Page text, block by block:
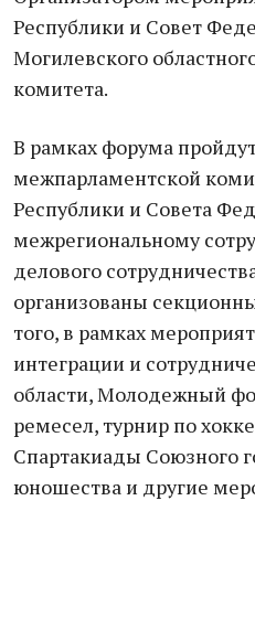
Республики и Совет
Могилевского
комитета.
В рамках форума
межпарламентской
Республики и Совета
межрегиональному
делового
организованы
того, в рамках
интеграции и
области, Молодежный
ремесел, турнир по
Спартакиады Союзного
юношества и другие